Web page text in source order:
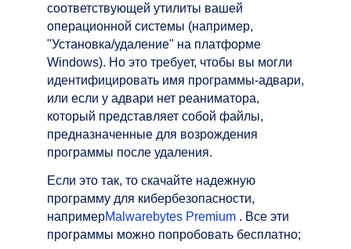
соответствующей утилиты вашей
операционной системы (например,
"Установка/удаление" на платформе
Windows). Но это требует, чтобы вы могли
идентифицировать имя программы-адвари,
или если у адвари нет реаниматора,
который представляет собой файлы,
предназначенные для возрождения
программы после удаления.
Если это так, то скачайте надежную
программу для кибербезопасности,
напримерMalwarebytes Premium . Все эти
программы можно попробовать бесплатно;